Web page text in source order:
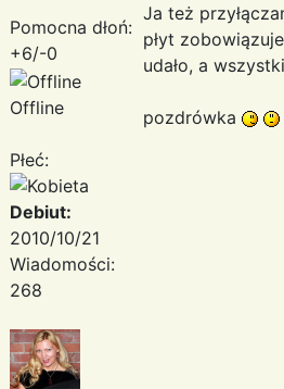
Pomocna dłoń:
+6/-0
Offline
Płeć:
Debiut:
2010/10/21
Wiadomości:
268
Ja też
płyt zobowiązuje
udało, a
pozdrówka